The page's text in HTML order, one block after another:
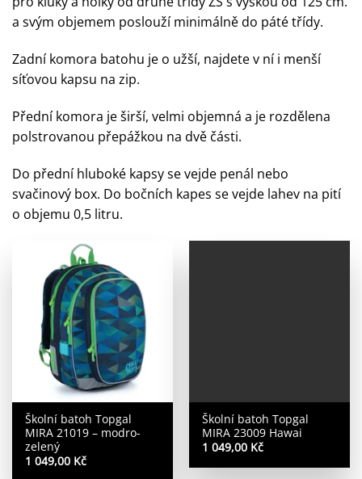
a svým objemem poslouží minimálně do páté třídy.
Zadní komora batohu je o užší, najdete v ní i menší
síťovou kapsu na zip.
Přední komora je širší, velmi objemná a je rozdělena
polstrovanou přepážkou na dvě části.
Do přední hluboké kapsy se vejde penál nebo
svačinový box. Do bočních kapes se vejde lahev na pití
o objemu 0,5 litru.
Školní batoh Topgal
MIRA 21019 – modro-
zelený
1 049,00 Kč
Školní batoh Topgal
MIRA 23009 Hawai
1 049,00 Kč